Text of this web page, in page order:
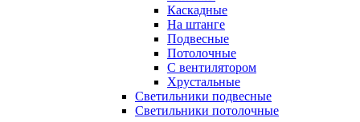
Каскадные
На штанге
Подвесные
Потолочные
С вентилятором
Хрустальные
Светильники подвесные
Светильники потолочные